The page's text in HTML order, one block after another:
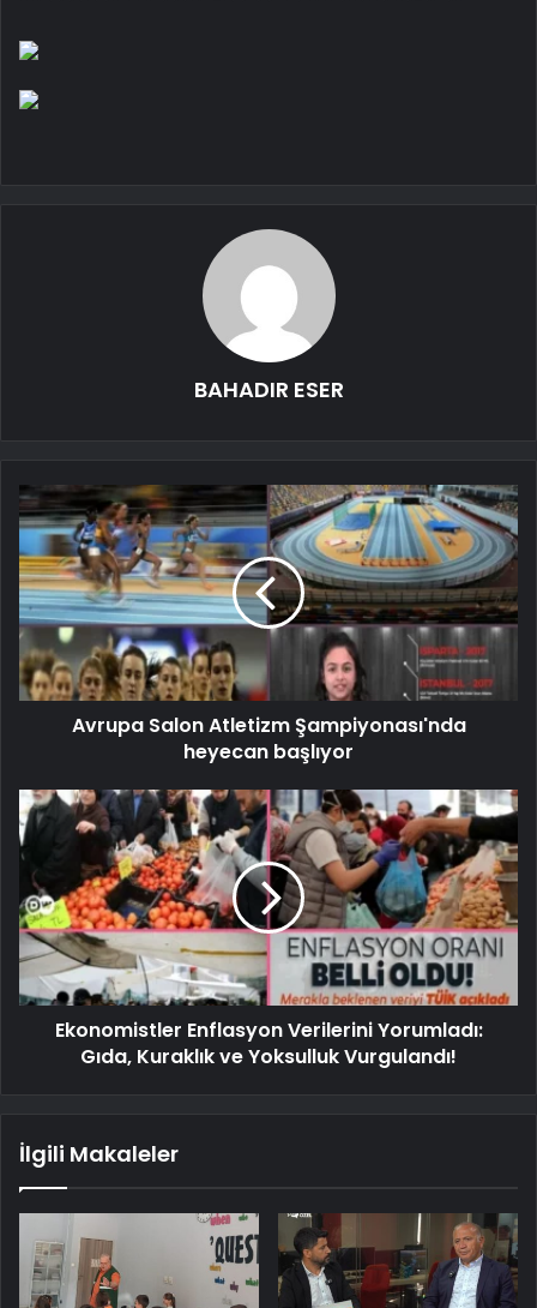
BAHADIR ESER
Avrupa Salon Atletizm Şampiyonası'nda
heyecan başlıyor
Ekonomistler Enflasyon Verilerini Yorumladı:
Gıda, Kuraklık ve Yoksulluk Vurgulandı!
İlgili Makaleler